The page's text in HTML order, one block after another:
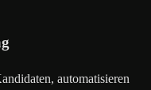
automatisieren